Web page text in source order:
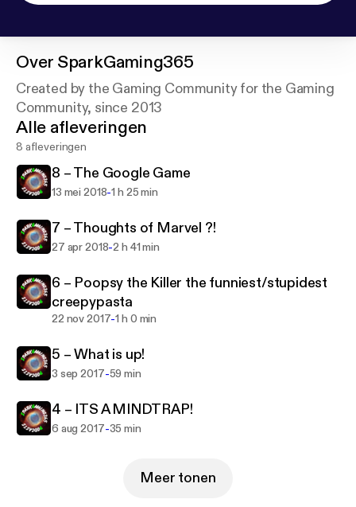
Over SparkGaming365
Created by the Gaming Community for the Gaming
Community, since 2013
Alle afleveringen
8 afleveringen
8 – The Google Game
13 mei 2018-1 h 25 min
7 – Thoughts of Marvel ?!
27 apr 2018-2 h 41 min
6 – Poopsy the Killer the funniest/stupidest
creepypasta
22 nov 2017-1 h 0 min
5 – What is up!
3 sep 2017-59 min
4 – ITS A MINDTRAP!
6 aug 2017-35 min
Meer tonen